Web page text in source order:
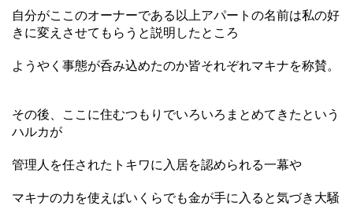
自分がここのオーナーである以上アパートの名前は私の好
きに変えさせてもらうと説明したところ
ようやく事態が呑み込めたのか皆それぞれマキナを称賛。
その後、ここに住むつもりでいろいろまとめてきたという
ハルカが
管理人を任されたトキワに入居を認められる一幕や
マキナの力を使えばいくらでも金が手に入ると気づき大騒